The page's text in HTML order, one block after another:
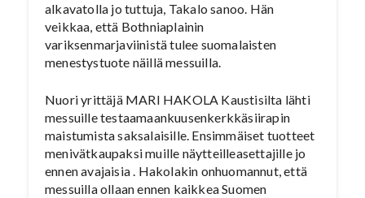
alkavatolla jo tuttuja, Takalo sanoo. Hän
veikkaa, että Bothniaplainin
variksenmarjaviinistä tulee suomalaisten
menestystuote näillä messuilla.
Nuori yrittäjä MARI HAKOLA Kaustisilta lähti
messuille testaamaankuusenkerkkäsiirapin
maistumista saksalaisille. Ensimmäiset tuotteet
menivätkaupaksi muille näytteilleasettajille jo
ennen avajaisia . Hakolakin onhuomannut, että
messuilla ollaan ennen kaikkea Suomen